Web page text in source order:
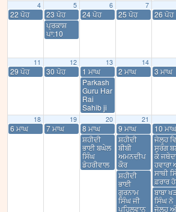
4
22 ਪੋਹ
5
23 ਪੋਹ
ਪ੍ਰਕਾਸ਼
ਪਾ:10
6
24 ਪੋਹ
7
25 ਪੋਹ 26 ਪੋਹ
11
29 ਪੋਹ
12
30 ਪੋਹ
13
1 ਮਾਘ
Parkash
Guru Har
Rai
Sahib ji
14
2 ਮਾਘ 3 ਮਾਘ
18
6 ਮਾਘ
19
7 ਮਾਘ
20
8 ਮਾਘ
ਸ਼ਹੀਦੀ
ਭਾਈ ਬਘੇਲ
ਸਿੰਘ
ਡੇਹਰੀਵਾਲ
21
9 ਮਾਘ
ਸ਼ਹੀਦੀ
ਬੀਬੀ
ਅਮਨਦੀਪ
ਕੌਰ
ਸ਼ਹੀਦੀ
ਭਾਈ
ਗੁਰਨਾਮ
ਸਿੰਘ ਜੀ
ਪਹਿਲਵਾਨ
10 ਮਾਘ
ਜੇਲ੍ਹ
ਸੁਰੰਗ
ਕੇ
ਹਵਾਰਾ
ਸਾਥੀ
ਫ਼ਰਾਰ
ਬਾਬਾ
ਸਿੰਘ ਨੇ
ਜੇਲ੍ਹ